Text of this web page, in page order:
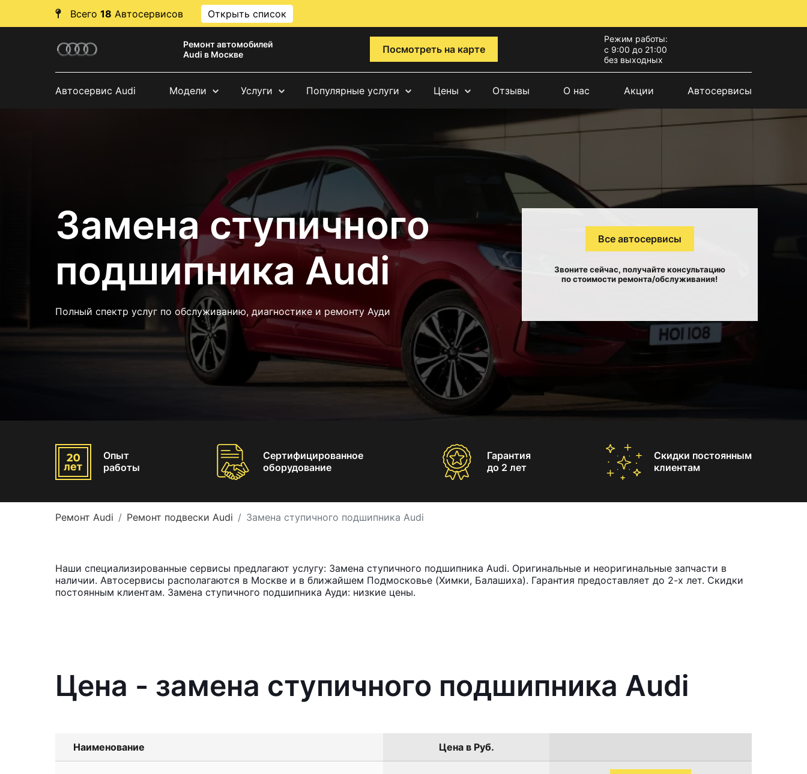
Всего 18 Автосервисов Открыть список
Ремонт автомобилей
Audi в Москве
Посмотреть на карте
Режим работы:
с 9:00 до 21:00
без выходных
Автосервис Audi Модели Услуги Популярные услуги Цены Отзывы О нас Акции Автосервисы
Замена ступичного
подшипника Audi
Полный спектр услуг по обслуживанию, диагностике и ремонту Ауди
Все автосервисы
Звоните сейчас, получайте консультацию
по стоимости ремонта/обслуживания!
Опыт
работы
Сертифицированное
оборудование
Гарантия
до 2 лет
Скидки постоянным
клиентам
Ремонт Audi Ремонт подвески Audi Замена ступичного подшипника Audi
Наши специализированные сервисы предлагают услугу: Замена ступичного подшипника Audi. Оригинальные и неоригинальные запчасти в
наличии. Автосервисы располагаются в Москве и в ближайшем Подмосковье (Химки, Балашиха). Гарантия предоставляет до 2-х лет. Скидки
постоянным клиентам. Замена ступичного подшипника Ауди: низкие цены.
Цена - замена ступичного подшипника Audi
Наименование Цена в Руб.